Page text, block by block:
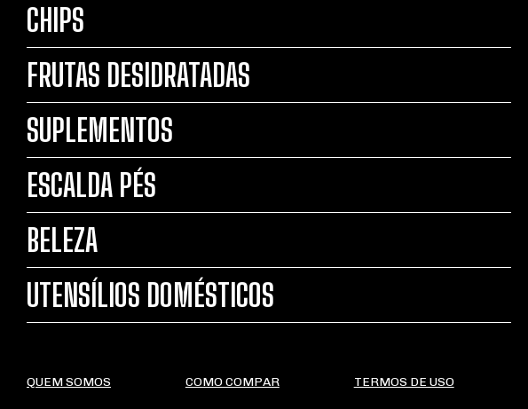
CHIPS
FRUTAS DESIDRATADAS
SUPLEMENTOS
ESCALDA PÉS
BELEZA
UTENSÍLIOS DOMÉSTICOS
QUEM SOMOS COMO COMPAR TERMOS DE USO